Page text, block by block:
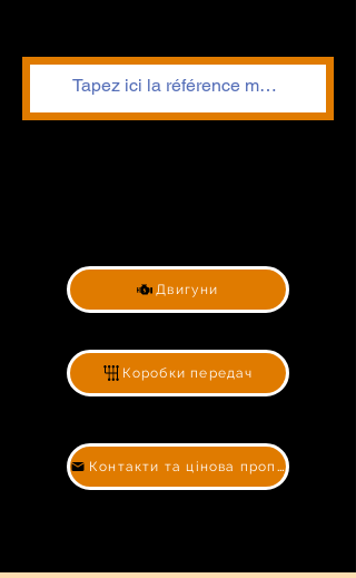
Двигуни
Коробки передач
Контакти та цінова пропозиція